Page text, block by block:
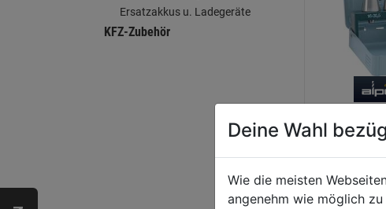
Ersatzakkus u. Ladegeräte
KFZ-Zubehör
HSS G 1
0.0
von
Deine Wahl
Wie die meisten
angenehm wie möglich